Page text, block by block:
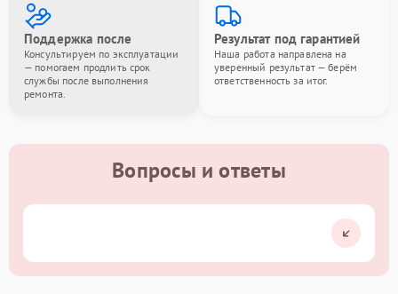
Поддержка после
Консультируем по эксплуатации
— помогаем продлить срок
службы после выполнения
ремонта.
Результат под гарантией
Наша работа направлена на
уверенный результат — берём
ответственность за итог.
Вопросы и ответы